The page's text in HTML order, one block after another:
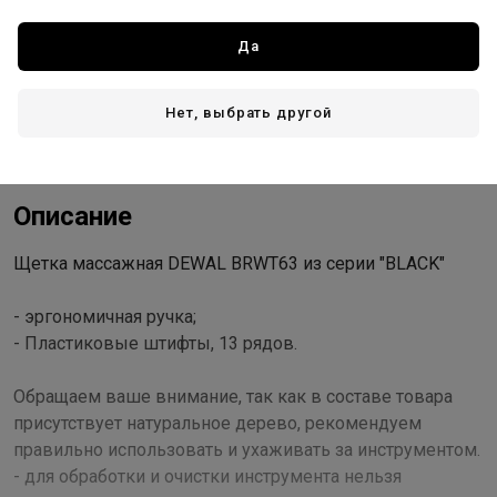
Доставка
Стоимость и способы доставки будут доступны при
Описание
Щетка массажная DEWAL BRWT63 из серии "BLACK"
- эргономичная ручка;
- Пластиковые штифты, 13 рядов.
Обращаем ваше внимание, так как в составе товара
присутствует натуральное дерево, рекомендуем
правильно использовать и ухаживать за инструментом.
- для обработки и очистки инструмента нельзя
Да
Нет, выбрать другой